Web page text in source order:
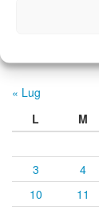
« Lug
L
M
3
4
10
11